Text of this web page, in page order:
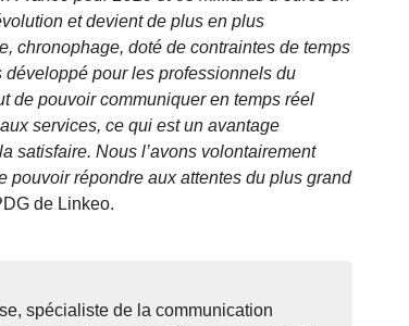
et devient de plus en plus
chronophage, doté de contraintes de temps
pour les professionnels du
de pouvoir communiquer en temps réel
services, ce qui est un avantage
satisfaire. Nous l’avons volontairement
pouvoir répondre aux attentes du plus grand
de Linkeo.
spécialiste de la communication